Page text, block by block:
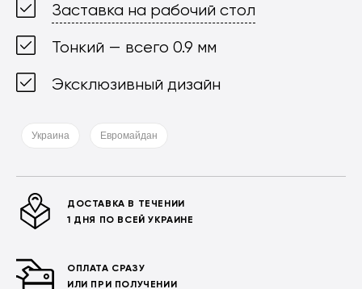
Заставка на рабочий стол
Тонкий — всего 0.9 мм
Эксклюзивный дизайн
Украина Евромайдан
ДОСТАВКА В ТЕЧЕНИИ
1 ДНЯ ПО ВСЕЙ УКРАИНЕ
ОПЛАТА СРАЗУ
ИЛИ ПРИ ПОЛУЧЕНИИ